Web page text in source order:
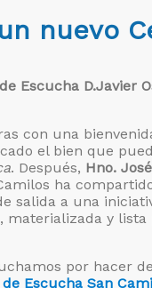
nuevo
Escucha D.Javier
con una
el bien que
a. Después, Hno.
ha
salida a una
materializada y
por hacer
Escucha San